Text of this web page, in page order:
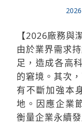
【2026廠務與
由於業界需求
足，造成各高
的窘境。其次
有不斷加強本
地。因應企業
衡量企業永續